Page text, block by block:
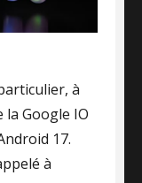
à
la Google IO
17.
à